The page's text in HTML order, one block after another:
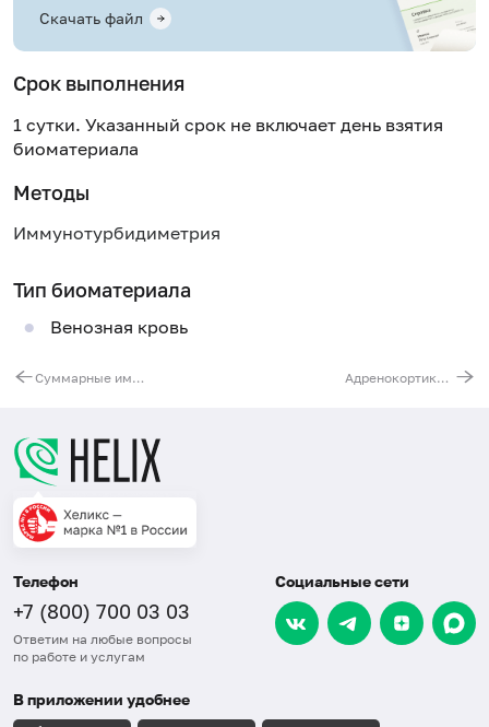
Скачать файл
Срок выполнения
1 сутки. Указанный срок не включает день взятия
биоматериала
Методы
Иммунотурбидиметрия
Тип биоматериала
Венозная кровь
Суммарные иммуноглобулины G (IgG) в сыворотке Адренокортикотропный гормон (АКТГ)
Телефон
+7 (800) 700 03 03
Ответим на любые вопросы
по работе и услугам
Социальные сети
В приложении удобнее